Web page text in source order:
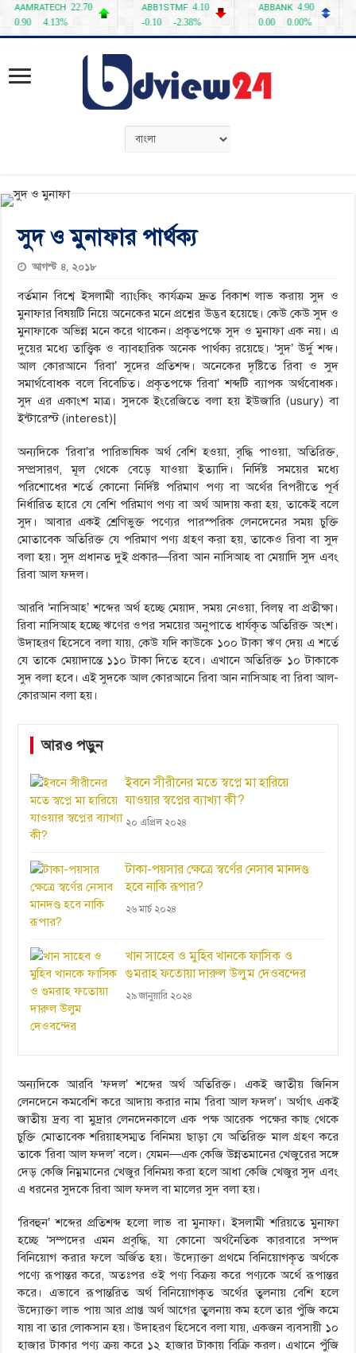
সুদ ও মুনাফার পার্থক্য
আগস্ট ৪, ২০১৮
বর্তমান বিশ্বে ইসলামী ব্যাংকিং কার্যক্রম দ্রুত বিকাশ লাভ করায় সুদ ও
মুনাফার বিষয়টি নিয়ে অনেকের মনে প্রশ্নের উদ্ভব হয়েছে। কেউ কেউ সুদ ও
মুনাফাকে অভিন্ন মনে করে থাকেন। প্রকৃতপক্ষে সুদ ও মুনাফা এক নয়। এ
দুয়ের মধ্যে তাত্ত্বিক ও ব্যাবহারিক অনেক পার্থক্য রয়েছে। ‘সুদ’ উর্দু শব্দ।
আল কোরআনে ‘রিবা’ সুদের প্রতিশব্দ। অনেকের দৃষ্টিতে রিবা ও সুদ
সমার্থবোধক বলে বিবেচিত। প্রকৃতপক্ষে ‘রিবা’ শব্দটি ব্যাপক অর্থবোধক।
সুদ এর একাংশ মাত্র। সুদকে ইংরেজিতে বলা হয় ইউজারি (usury) বা
ইন্টারেস্ট (interest)|
অন্যদিকে ‘রিবা’র পারিভাষিক অর্থ বেশি হওয়া, বৃদ্ধি পাওয়া, অতিরিক্ত,
সম্প্রসারণ, মূল থেকে বেড়ে যাওয়া ইত্যাদি। নির্দিষ্ট সময়ের মধ্যে
পরিশোধের শর্তে কোনো নির্দিষ্ট পরিমাণ পণ্য বা অর্থের বিপরীতে পূর্ব
নির্ধারিত হারে যে বেশি পরিমাণ পণ্য বা অর্থ আদায় করা হয়, তাকেই বলে
সুদ। আবার একই শ্রেণিভুক্ত পণ্যের পারস্পরিক লেনদেনের সময় চুক্তি
মোতাবেক অতিরিক্ত যে পরিমাণ পণ্য গ্রহণ করা হয়, তাকেও রিবা বা সুদ
বলা হয়। সুদ প্রধানত দুই প্রকার—রিবা আন নাসিআহ বা মেয়াদি সুদ এবং
রিবা আল ফদল।
আরবি ‘নাসিআহ’ শব্দের অর্থ হচ্ছে মেয়াদ, সময় নেওয়া, বিলম্ব বা প্রতীক্ষা।
রিবা নাসিআহ হচ্ছে ঋণের ওপর সময়ের অনুপাতে ধার্যকৃত অতিরিক্ত অংশ।
উদাহরণ হিসেবে বলা যায়, কেউ যদি কাউকে ১০০ টাকা ঋণ দেয় এ শর্তে
যে তাকে মেয়াদান্তে ১১০ টাকা দিতে হবে। এখানে অতিরিক্ত ১০ টাকাকে
সুদ বলা হবে। এই সুদকে আল কোরআনে রিবা আন নাসিআহ বা রিবা আল-
কোরআন বলা হয়।
আরও পড়ুন
ইবনে সীরীনের মতে স্বপ্নে মা হারিয়ে
যাওয়ার স্বপ্নের ব্যাখ্যা কী?
২০ এপ্রিল ২০২৪
টাকা-পয়সার ক্ষেত্রে স্বর্ণের নেসাব মানদণ্ড
হবে নাকি রূপার?
২৬ মার্চ ২০২৪
খান সাহেব ও মুহিব খানকে ফাসিক ও
গুমরাহ ফতোয়া দারুল উলুম দেওবন্দের
২৯ জানুয়ারি ২০২৪
অন্যদিকে আরবি ‘ফদল’ শব্দের অর্থ অতিরিক্ত। একই জাতীয় জিনিস
লেনদেনে কমবেশি করে আদায় করার নাম ‘রিবা আল ফদল’। অর্থাৎ একই
জাতীয় দ্রব্য বা মুদ্রার লেনদেনকালে এক পক্ষ আরেক পক্ষের কাছ থেকে
চুক্তি মোতাবেক শরিয়াহসম্মত বিনিময় ছাড়া যে অতিরিক্ত মাল গ্রহণ করে
তাকে ‘রিবা আল ফদল’ বলে। যেমন—এক কেজি উন্নতমানের খেজুরের সঙ্গে
দেড় কেজি নিম্নমানের খেজুর বিনিময় করা হলে আধা কেজি খেজুর সুদ এবং
এ ধরনের সুদকে রিবা আল ফদল বা মালের সুদ বলা হয়।
‘রিবহুন’ শব্দের প্রতিশব্দ হলো লাভ বা মুনাফা। ইসলামী শরিয়তে মুনাফা
হচ্ছে ‘সম্পদের এমন প্রবৃদ্ধি, যা কোনো অর্থনৈতিক কারবারে সম্পদ
বিনিয়োগ করার ফলে অর্জিত হয়। উদ্যোক্তা প্রথমে বিনিয়োগকৃত অর্থকে
পণ্যে রূপান্তর করে, অতঃপর ওই পণ্য বিক্রয় করে পণ্যকে অর্থে রূপান্তর
করে। এভাবে রূপান্তরিত অর্থ বিনিয়োগকৃত অর্থের তুলনায় বেশি হলে
উদ্যোক্তা লাভ পায় আর প্রাপ্ত অর্থ আগের তুলনায় কম হলে তার পুঁজি কমে
যায় বা তার লোকসান হয়। উদাহরণ হিসেবে বলা যায়, একজন ব্যবসায়ী ১০
হাজার টাকার পণ্য ক্রয় করে ১২ হাজার টাকায় বিক্রি করল। এখানে পুঁজি